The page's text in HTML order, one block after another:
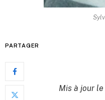
PARTAGER
Mis à jour le